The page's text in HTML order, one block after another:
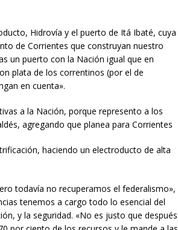
Hidrovía y el puerto de Itá Ibaté, cuya
de Corrientes que construyan nuestro
un puerto con la Nación igual que en
plata de los correntinos (por el de
en cuenta».
a la Nación, porque represento a los
agregando que planea para Corrientes
haciendo un electroducto de alta
todavía no recuperamos el federalismo»,
tenemos a cargo todo lo esencial del
y la seguridad. «No es justo que después